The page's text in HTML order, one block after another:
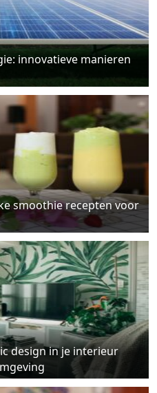
innovatieve manieren
smoothie recepten voor
design in je interieur